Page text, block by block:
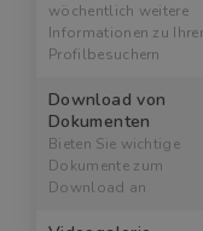
wöchentlich weitere
Informationen zu
Profilbesuchern
Download von
Dokumenten
Bieten Sie wichtige
Dokumente zum
Download an